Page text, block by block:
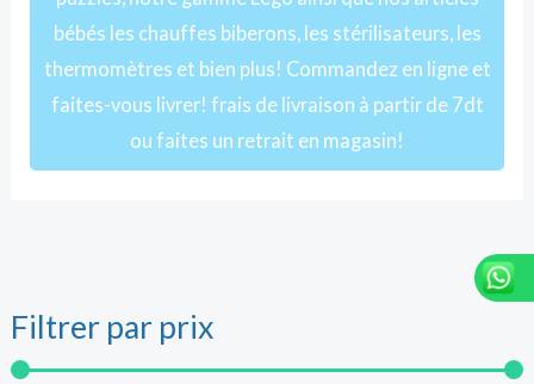
Filtrer par prix
rr
bébés les chauffes biberons, les stérilisateurs, les
thermomètres et bien plus! Commandez en ligne et
faites-vous livrer! frais de livraison à partir de 7dt
ou faites un retrait en magasin!